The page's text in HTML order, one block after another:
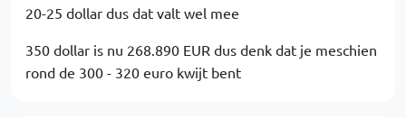
20-25 dollar dus dat valt wel mee
350 dollar is nu 268.890 EUR dus denk dat je meschien
rond de 300 - 320 euro kwijt bent